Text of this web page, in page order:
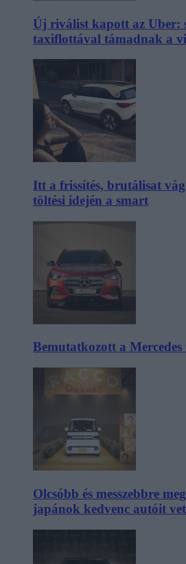
Új riválist kapott az Uber:
taxiflottával támadnak a
Itt a frissítés, brutálisat
töltési idején a smart
Bemutatkozott a
Olcsóbb és messzebbre
japánok kedvenc autóit